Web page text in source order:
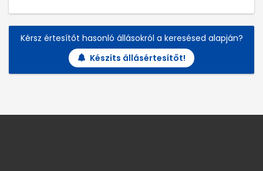
Kérsz értesítőt hasonló állásokról a keresésed alapján?
Készíts állásértesítőt!